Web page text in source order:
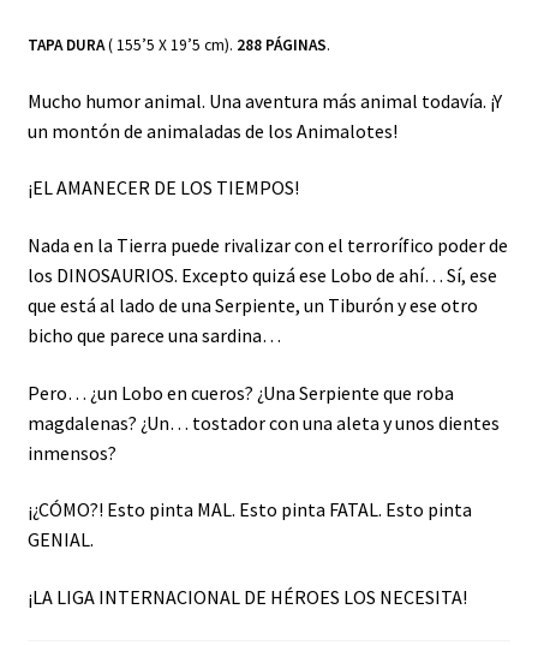
TAPA DURA( 155’5 X 19’5 cm). 288 PÁGINAS.
Mucho humor animal. Una aventura más animal todavía. ¡Y
un montón de animaladas de los Animalotes!
¡EL AMANECER DE LOS TIEMPOS!
Nada en la Tierra puede rivalizar con el terrorífico poder de
los DINOSAURIOS. Excepto quizá ese Lobo de ahí… Sí, ese
que está al lado de una Serpiente, un Tiburón y ese otro
bicho que parece una sardina…
Pero… ¿un Lobo en cueros? ¿Una Serpiente que roba
magdalenas? ¿Un… tostador con una aleta y unos dientes
inmensos?
¡¿CÓMO?! Esto pinta MAL. Esto pinta FATAL. Esto pinta
GENIAL.
¡LA LIGA INTERNACIONAL DE HÉROES LOS NECESITA!